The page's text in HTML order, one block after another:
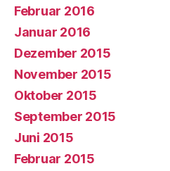
Februar 2016
Januar 2016
Dezember 2015
November 2015
Oktober 2015
September 2015
Juni 2015
Februar 2015